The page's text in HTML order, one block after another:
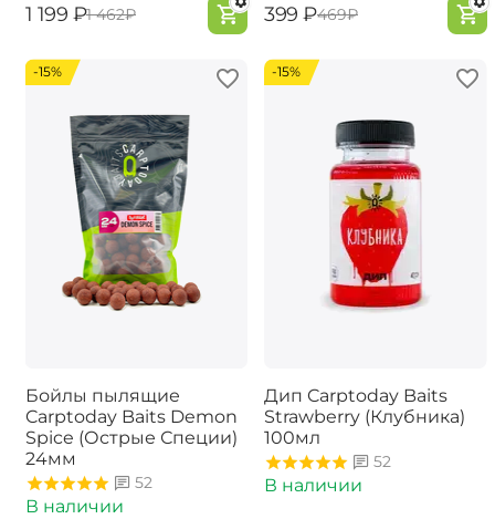
‍1 199‍ ₽‍1 462‍₽ ‍399‍ ₽‍469‍₽
-15%
Бойлы пылящие
Carptoday Baits Demon
Spice (Острые Специи)
24мм
52
В наличии
-15%
Дип Carptoday Baits
Strawberry (Клубника)
100мл
52
В наличии